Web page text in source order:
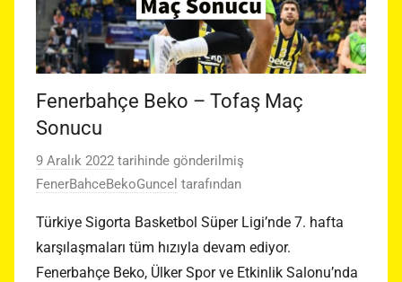
Fenerbahçe Beko – Tofaş Maç
Sonucu
9 Aralık 2022 tarihinde gönderilmiş
FenerBahceBekoGuncel tarafından
Türkiye Sigorta Basketbol Süper Ligi’nde 7. hafta
karşılaşmaları tüm hızıyla devam ediyor.
Fenerbahçe Beko, Ülker Spor ve Etkinlik Salonu’nda